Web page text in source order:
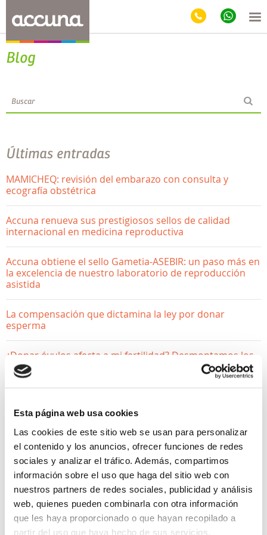
Esta página web usa cookies
Las cookies de este sitio web se usan para personalizar
el contenido y los anuncios, ofrecer funciones de redes
sociales y analizar el tráfico. Además, compartimos
información sobre el uso que haga del sitio web con
nuestros partners de redes sociales, publicidad y análisis
web, quienes pueden combinarla con otra información
que les haya proporcionado o que hayan recopilado a
partir del uso que haya hecho de sus servicios.
Blog
Últimas entradas
MAMICHEQ: revisión del embarazo con consulta y
ecografía obstétrica
Accuna renueva sus prestigiosos sellos de calidad
internacional en medicina reproductiva
Accuna obtiene el sello Gametia-ASEBIR: un paso más en
la excelencia de nuestro laboratorio de reproducción
asistida
La compensación que dictamina la ley por donar
esperma
¿Donar óvulos afecta a mi fertilidad? Desmontamos los
mitos